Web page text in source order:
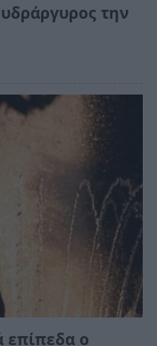
την
επίπεδα ο